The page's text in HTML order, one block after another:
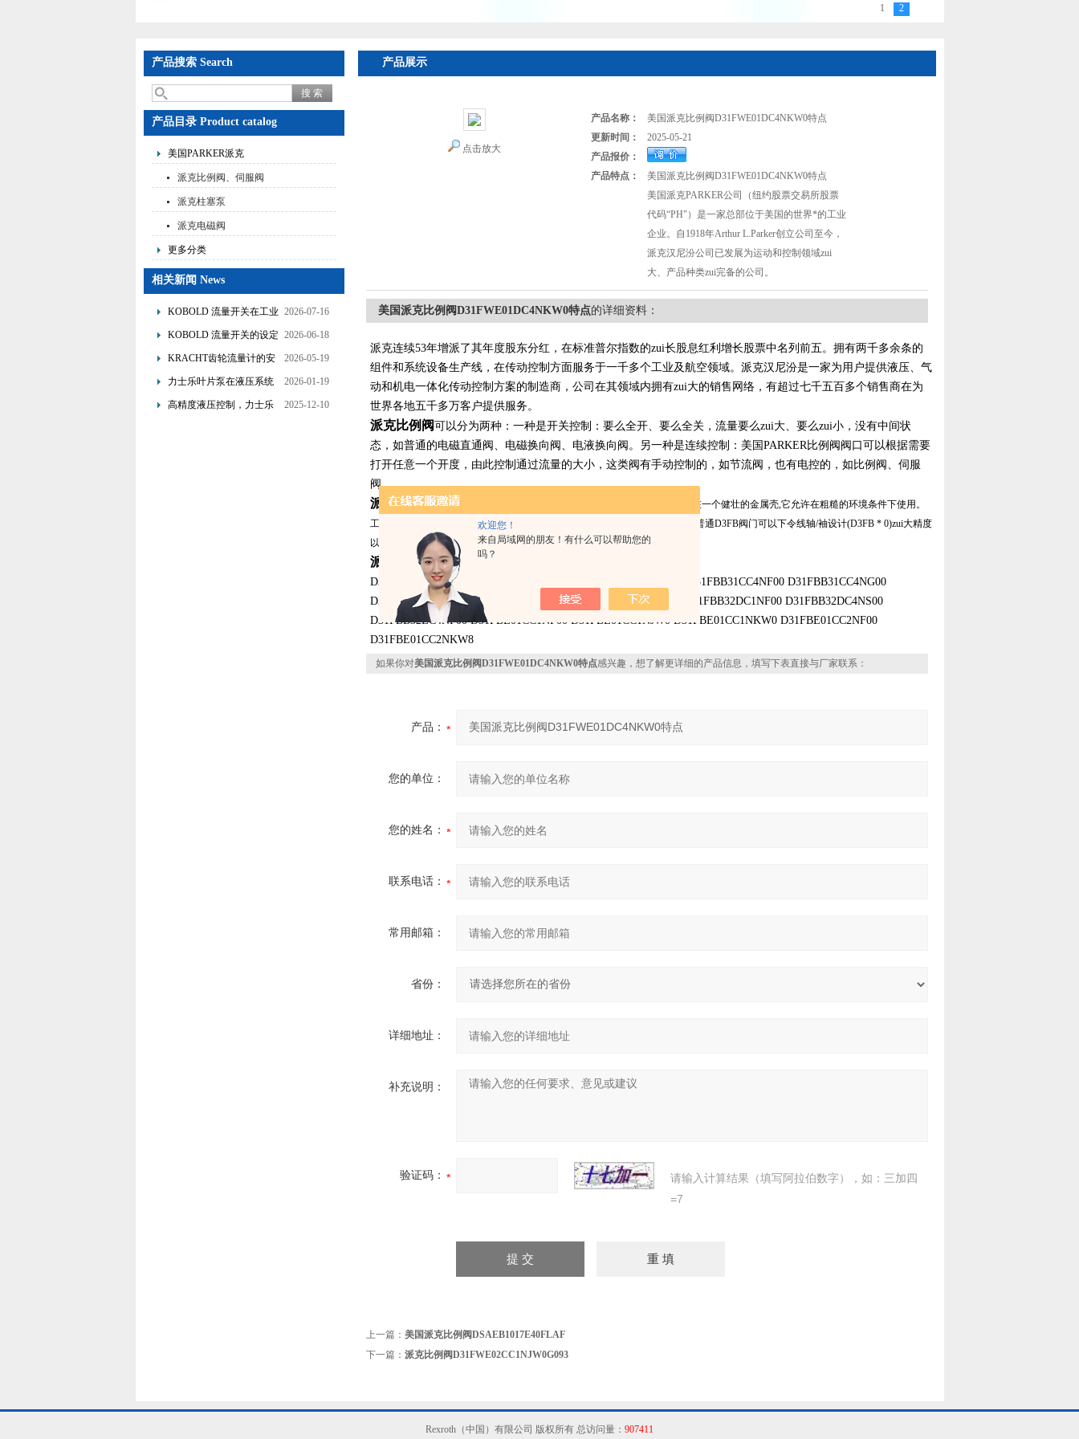
欢迎您！
来自局域网的朋友！有什么可以帮助您的
吗？
1 2
产品搜索 Search
产品目录 Product catalog
美国PARKER派克
派克比例阀、伺服阀
派克柱塞泵
派克电磁阀
更多分类
相关新闻 News
KOBOLD 流量开关在工业
管道水流量监测中的应用
2026-07-16
KOBOLD 流量开关的设定
流量调节与刻度指示
2026-06-18
KRACHT齿轮流量计的安
装要求：直管段、过滤器
2026-05-19
力士乐叶片泵在液压系统
中的应用分析
2026-01-19
高精度液压控制，力士乐
2025-12-10
产品展示
点击放大
产品名称：
美国派克比例阀D31FWE01DC4NKW0特点
更新时间：
2025-05-21
产品报价：
产品特点：
美国派克比例阀D31FWE01DC4NKW0特点
美国派克PARKER公司（纽约股票交易所股票
代码“PH"）是一家总部位于美国的世界*的工业
企业。自1918年Arthur L.Parker创立公司至今，
派克汉尼汾公司已发展为运动和控制领域zui
大、产品种类zui完备的公司。
美国派克比例阀D31FWE01DC4NKW0特点的详细资料：
派克连续53年增派了其年度股东分红，在标准普尔指数的zui长股息红利增长股票中名列前五。拥有两千多余条的
组件和系统设备生产线，在传动控制方面服务于一千多个工业及航空领域。派克汉尼汾是一家为用户提供液压、气
动和机电一体化传动控制方案的制造商，公司在其领域内拥有zui大的销售网络，有超过七千五百多个销售商在为
世界各地五千多万客户提供服务。
派克比例阀可以分为两种：一种是开关控制：要么全开、要么全关，流量要么zui大、要么zui小，没有中间状
态，如普通的电磁直通阀、电磁换向阀、电液换向阀。另一种是连续控制：美国PARKER比例阀阀口可以根据需要
打开任意一个开度，由此控制通过流量的大小，这类阀有手动控制的，如节流阀，也有电控的，如比例阀、伺服
阀。
派克比例阀数字车载电子产品的直接操纵比例直流阀系列D3FB OBE坐落在一个健壮的金属壳,它允许在粗糙的环境条件下使用。
工厂名义值集。电缆连接到串行RS232接口是作为附件提供。阀门参数可以与普通D3FB阀门可以下令线轴/袖设计(D3FB * 0)zui大精度
以及线轴/身体设计(D3FB * 3)高名义流-看到功能限制能力的zui大流量曲线。
派克比例阀部分型号如下：
D31FTE22BC4VF00 D31FWE21BC4NXW0 D31FBB31CC1NKW0 D31FBB31CC4NF00 D31FBB31CC4NG00
D31FBB32CC1NKW0 D31FBB32CC4NF00 D31FBB32CC4NKW0 D31FBB32DC1NF00 D31FBB32DC4NS00
D31FBB32EC4NF00 D31FBE01CC1NF00 D31FBE01CC1NJW0 D31FBE01CC1NKW0 D31FBE01CC2NF00
D31FBE01CC2NKW8
如果你对美国派克比例阀D31FWE01DC4NKW0特点感兴趣，想了解更详细的产品信息，填写下表直接与厂家联系：
产品：
您的单位：
您的姓名：
联系电话：
常用邮箱：
省份：
详细地址：
补充说明：
验证码：
请输入计算结果（填写阿拉伯数字），如：三加四
=7
上一篇： 美国派克比例阀DSAEB1017E40FLAF
下一篇： 派克比例阀D31FWE02CC1NJW0G093
Rexroth（中国）有限公司 版权所有 总访问量： 907411